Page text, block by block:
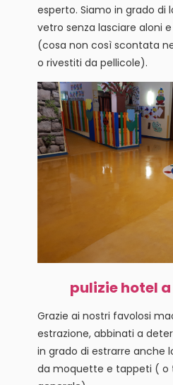
esperto. Siamo in grado di
vetro senza lasciare aloni
(cosa non così scontata
o rivestiti da pellicole).
pulizie hotel
Grazie ai nostri favolosi
estrazione, abbinati a
in grado di estrarre anche
da moquette e tappeti ( o